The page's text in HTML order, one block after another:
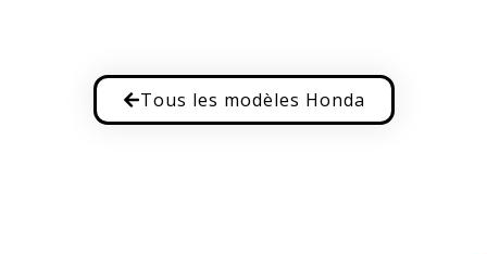
Tous les modèles Honda